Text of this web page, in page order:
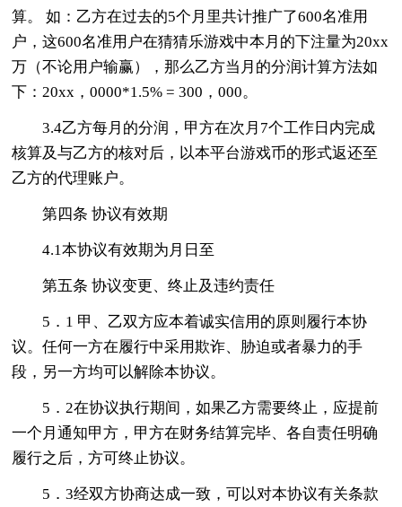
算。 如：乙方在过去的5个月里共计推广了600名准用
户，这600名准用户在猜猜乐游戏中本月的下注量为20xx
万（不论用户输赢），那么乙方当月的分润计算方法如
下：20xx，0000*1.5% = 300，000。
3.4乙方每月的分润，甲方在次月7个工作日内完成
核算及与乙方的核对后，以本平台游戏币的形式返还至
乙方的代理账户。
第四条 协议有效期
4.1本协议有效期为月日至
第五条 协议变更、终止及违约责任
5．1 甲、乙双方应本着诚实信用的原则履行本协
议。任何一方在履行中采用欺诈、胁迫或者暴力的手
段，另一方均可以解除本协议。
5．2在协议执行期间，如果乙方需要终止，应提前
一个月通知甲方，甲方在财务结算完毕、各自责任明确
履行之后，方可终止协议。
5．3经双方协商达成一致，可以对本协议有关条款